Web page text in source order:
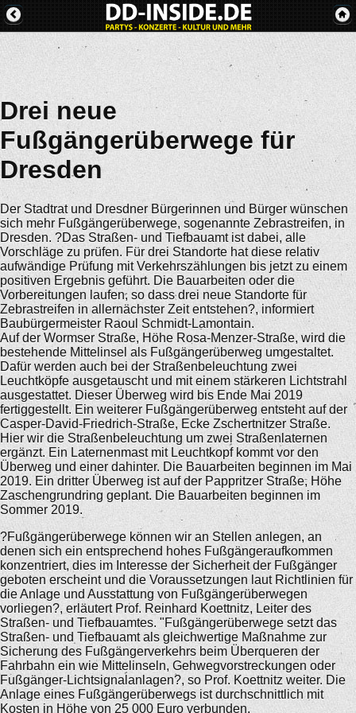
Drei neue
Fußgängerüberwege für
Dresden
Der Stadtrat und Dresdner Bürgerinnen und Bürger wünschen
sich mehr Fußgängerüberwege, sogenannte Zebrastreifen, in
Dresden. ?Das Straßen- und Tiefbauamt ist dabei, alle
Vorschläge zu prüfen. Für drei Standorte hat diese relativ
aufwändige Prüfung mit Verkehrszählungen bis jetzt zu einem
positiven Ergebnis geführt. Die Bauarbeiten oder die
Vorbereitungen laufen, so dass drei neue Standorte für
Zebrastreifen in allernächster Zeit entstehen?, informiert
Baubürgermeister Raoul Schmidt-Lamontain.
Auf der Wormser Straße, Höhe Rosa-Menzer-Straße, wird die
bestehende Mittelinsel als Fußgängerüberweg umgestaltet.
Dafür werden auch bei der Straßenbeleuchtung zwei
Leuchtköpfe ausgetauscht und mit einem stärkeren Lichtstrahl
ausgestattet. Dieser Überweg wird bis Ende Mai 2019
fertiggestellt. Ein weiterer Fußgängerüberweg entsteht auf der
Casper-David-Friedrich-Straße, Ecke Zschertnitzer Straße.
Hier wir die Straßenbeleuchtung um zwei Straßenlaternen
ergänzt. Ein Laternenmast mit Leuchtkopf kommt vor den
Überweg und einer dahinter. Die Bauarbeiten beginnen im Mai
2019. Ein dritter Überweg ist auf der Pappritzer Straße, Höhe
Zaschengrundring geplant. Die Bauarbeiten beginnen im
Sommer 2019.
?Fußgängerüberwege können wir an Stellen anlegen, an
denen sich ein entsprechend hohes Fußgängeraufkommen
konzentriert, dies im Interesse der Sicherheit der Fußgänger
geboten erscheint und die Voraussetzungen laut Richtlinien für
die Anlage und Ausstattung von Fußgängerüberwegen
vorliegen?, erläutert Prof. Reinhard Koettnitz, Leiter des
Straßen- und Tiefbauamtes. "Fußgängerüberwege setzt das
Straßen- und Tiefbauamt als gleichwertige Maßnahme zur
Sicherung des Fußgängerverkehrs beim Überqueren der
Fahrbahn ein wie Mittelinseln, Gehwegvorstreckungen oder
Fußgänger-Lichtsignalanlagen?, so Prof. Koettnitz weiter. Die
Anlage eines Fußgängerüberwegs ist durchschnittlich mit
Kosten in Höhe von 25 000 Euro verbunden.